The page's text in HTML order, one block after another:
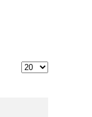
Anzeige #